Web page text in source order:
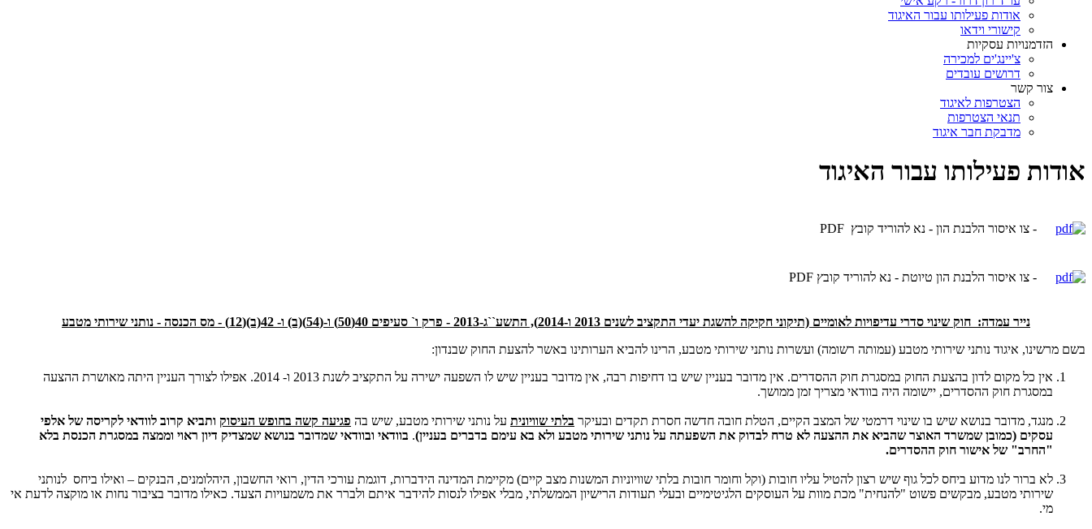
אודות פעילותו עבור האיגוד
קישורי וידאו
הזדמנויות עסקיות
צ'יינג'ים למכירה
דרושים עובדים
צור קשר
הצטרפות לאיגוד
תנאי הצטרפות
מדבקת חבר איגוד
אודות פעילותו עבור האיגוד
- צו איסור הלבנת הון - נא להוריד קובץ PDF
- צו איסור הלבנת הון טיוטת - נא להוריד קובץ PDF
נייר עמדה: חוק שינוי סדרי עדיפויות לאומיים (תיקוני חקיקה להשגת יעדי התקציב לשנים 2013 ו-2014), התשע``ג-2013 - פרק ו` סעיפים 40(50) ו-(54)(ב) ו- 42(ב)(12) - מס הכנסה - נותני שירותי מטבע
בשם מרשינו, איגוד נותני שירותי מטבע (עמותה רשומה) ועשרות נותני שירותי מטבע, הרינו להביא הערותינו באשר להצעת החוק שבנדון:
אין כל מקום לדון בהצעת החוק במסגרת חוק ההסדרים. אין מדובר בעניין שיש בו דחיפות רבה, אין מדובר בעניין שיש לו השפעה ישירה על התקציב לשנת 2013 ו- 2014. אפילו לצורך העניין היתה מאושרת ההצעה
במסגרת חוק ההסדרים, יישומה היה בוודאי מצריך זמן ממושך.
מנגד, מדובר בנושא שיש בו שינוי דרמטי של המצב הקיים, הטלת חובה חדשה חסרת תקדים ובעיקר בלתי שוויונית על נותני שירותי מטבע, שיש בה פגיעה קשה בחופש העיסוק ותביא קרוב לוודאי לקריסה של אלפי
עסקים (כמובן שמשרד האוצר שהביא את ההצעה לא טרח לבדוק את השפעתה על נותני שירותי מטבע ולא בא עימם בדברים בעניין). בוודאי ובוודאי שמדובר בנושא שמצדיק דיון ראוי וממצה במסגרת הכנסת בלא
"החרב" של אישור חוק ההסדרים.
לא ברור לנו מדוע ביחס לכל גוף שיש רצון להטיל עליו חובות (וקל וחומר חובות בלתי שוויוניות המשנות מצב קיים) מקיימת המדינה הידברות, דוגמת עורכי הדין, רואי החשבון, היהלומנים, הבנקים – ואילו ביחס לנותני
שירותי מטבע, מבקשים פשוט "להנחית" מכת מוות על העוסקים הלגיטימיים ובעלי תעודות הרישיון הממשלתי, מבלי אפילו לנסות להידבר איתם ולברר את משמעויות הצעד. כאילו מדובר בציבור נחות או מוקצה לדעת אי
מי.